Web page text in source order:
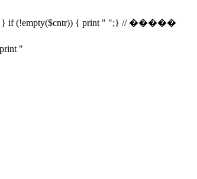
} if (!empty($cntr)) { print " ";} // �����
"